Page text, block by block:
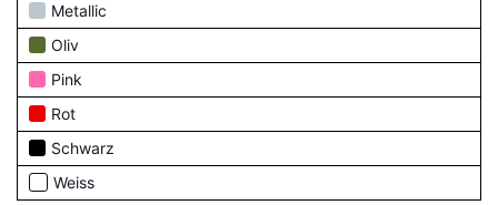
Metallic
Oliv
Pink
Rot
Schwarz
Weiss